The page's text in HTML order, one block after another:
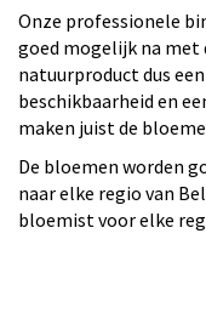
Onze professionele
goed mogelijk na met
natuurproduct dus
beschikbaarheid en
maken juist de
De bloemen worden
naar elke regio van
bloemist voor elke